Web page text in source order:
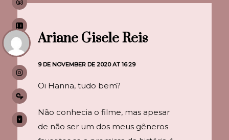
Ariane Gisele Reis
9 DE NOVEMBER DE 2020 AT 16:29
Oi Hanna, tudo bem?
Não conhecia o filme, mas apesar
de não ser um dos meus gêneros